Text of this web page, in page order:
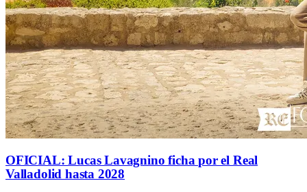
OFICIAL: Lucas Lavagnino ficha por el Real
Valladolid hasta 2028